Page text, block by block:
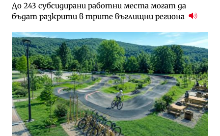
До 243 субсидирани работни места могат да
бъдат разкрити в трите въглищни региона